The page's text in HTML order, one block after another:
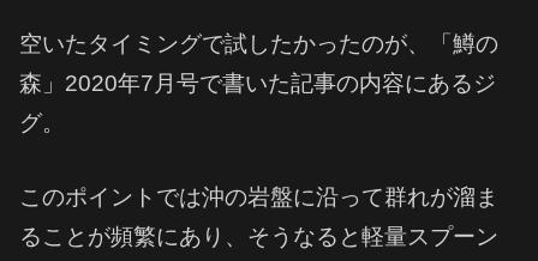
空いたタイミングで試したかったのが、「鱒の
森」2020年7月号で書いた記事の内容にあるジ
グ。
このポイントでは沖の岩盤に沿って群れが溜ま
ることが頻繁にあり、そうなると軽量スプーン